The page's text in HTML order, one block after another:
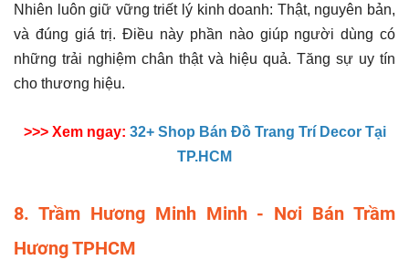
Nhiên luôn giữ vững triết lý kinh doanh: Thật, nguyên bản,
và đúng giá trị. Điều này phần nào giúp người dùng có
những trải nghiệm chân thật và hiệu quả. Tăng sự uy tín
cho thương hiệu.
>>> Xem ngay: 32+ Shop Bán Đồ Trang Trí Decor Tại
TP.HCM
8. Trầm Hương Minh Minh - Nơi Bán Trầm
Hương TPHCM